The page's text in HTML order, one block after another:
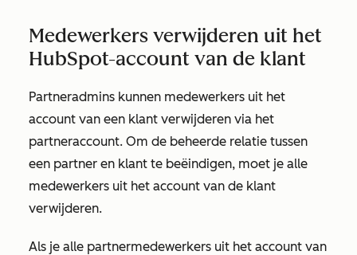
Medewerkers verwijderen uit het
HubSpot-account van de klant
Partneradmins kunnen medewerkers uit het
account van een klant verwijderen via het
partneraccount. Om de beheerde relatie tussen
een partner en klant te beëindigen, moet je alle
medewerkers uit het account van de klant
verwijderen.
Als je alle partnermedewerkers uit het account van